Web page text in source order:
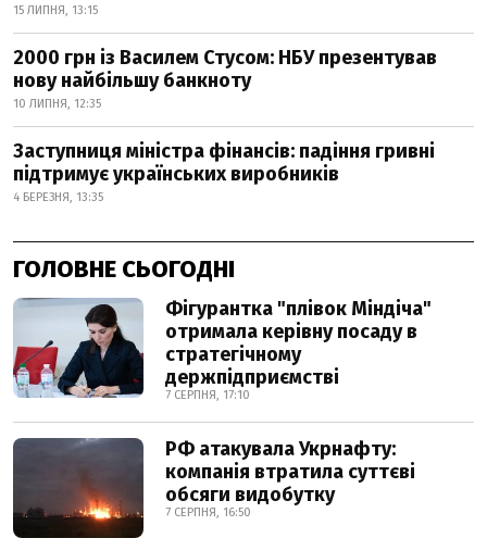
15 ЛИПНЯ, 13:15
2000 грн із Василем Стусом: НБУ презентував
нову найбільшу банкноту
10 ЛИПНЯ, 12:35
Заступниця міністра фінансів: падіння гривні
підтримує українських виробників
4 БЕРЕЗНЯ, 13:35
ГОЛОВНЕ СЬОГОДНІ
Фігурантка "плівок Міндіча"
отримала керівну посаду в
стратегічному
держпідприємстві
7 СЕРПНЯ, 17:10
РФ атакувала Укрнафту:
компанія втратила суттєві
обсяги видобутку
7 СЕРПНЯ, 16:50